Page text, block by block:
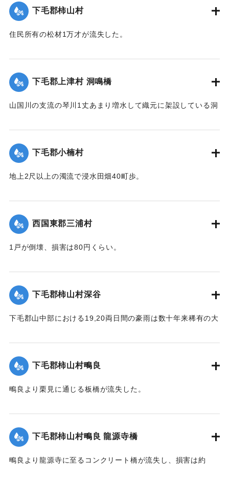
｜固有コード:
下毛郡柿山村
住民所有の松材1万才が流失した。
｜固有コード:00275069
下毛郡上津村 洞鳴橋
山国川の支流の琴川1丈あまり増水して織元に架設している洞
｜固有コード:
下毛郡小楠村
地上2尺以上の濁流で浸水田畑40町歩。
｜固有コード: 00275071
西国東郡三浦村
1戸が倒壊、損害は80円くらい。
｜固有コード:00275064
下毛郡柿山村深谷
下毛郡山中部における19,20両日間の豪雨は数十年来稀有の大
なった。
【出典：大分新聞 大正12年6月23日朝刊7面】
｜固有コード:00275065
下毛郡柿山村鴫良
鴫良より栗見に通じる板橋が流失した。
｜固有コード:00275066
下毛郡柿山村鴫良 龍源寺橋
鴫良より龍源寺に至るコンクリート橋が流失し、損害は約